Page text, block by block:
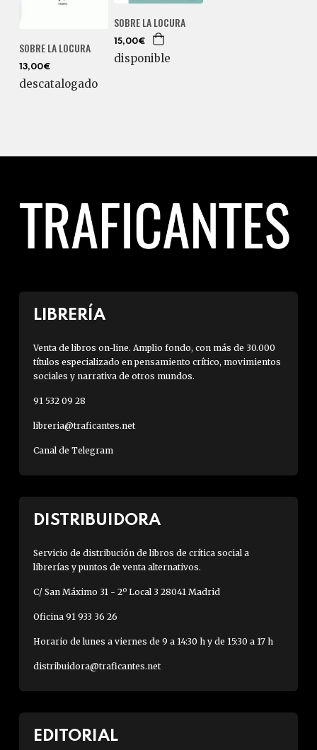
SOBRE LA LOCURA
13,00€
descatalogado
SOBRE LA LOCURA
15,00€
disponible
LIBRERÍA
Venta de libros on-line. Amplio fondo, con más de 30.000
títulos especializado en pensamiento crítico, movimientos
sociales y narrativa de otros mundos.
91 532 09 28
libreria@traficantes.net
Canal de Telegram
DISTRIBUIDORA
Servicio de distribución de libros de crítica social a
librerías y puntos de venta alternativos.
C/ San Máximo 31 - 2º Local 3 28041 Madrid
Oficina 91 933 36 26
Horario de lunes a viernes de 9 a 14:30 h y de 15:30 a 17 h
distribuidora@traficantes.net
EDITORIAL